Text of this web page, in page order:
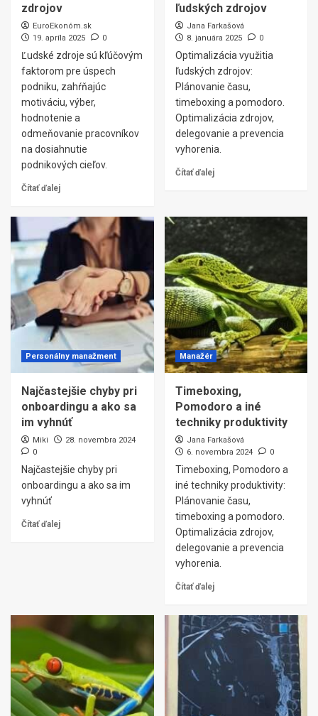
zdrojov
EuroEkonóm.sk
19. apríla 2025
0
Ľudské zdroje sú kľúčovým
faktorom pre úspech
podniku, zahŕňajúc
motiváciu, výber,
hodnotenie a
odmeňovanie pracovníkov
na dosiahnutie
podnikových cieľov.
Čítať ďalej
ľudských zdrojov
Jana Farkašová
8. januára 2025
0
Optimalizácia využitia
ľudských zdrojov:
Plánovanie času,
timeboxing a pomodoro.
Optimalizácia zdrojov,
delegovanie a prevencia
vyhorenia.
Čítať ďalej
Personálny manažment
Najčastejšie chyby pri
onboardingu a ako sa
im vyhnúť
Miki
28. novembra 2024
0
Najčastejšie chyby pri
onboardingu a ako sa im
vyhnúť
Čítať ďalej
Manažér
Timeboxing,
Pomodoro a iné
techniky produktivity
Jana Farkašová
6. novembra 2024
0
Timeboxing, Pomodoro a
iné techniky produktivity:
Plánovanie času,
timeboxing a pomodoro.
Optimalizácia zdrojov,
delegovanie a prevencia
vyhorenia.
Čítať ďalej